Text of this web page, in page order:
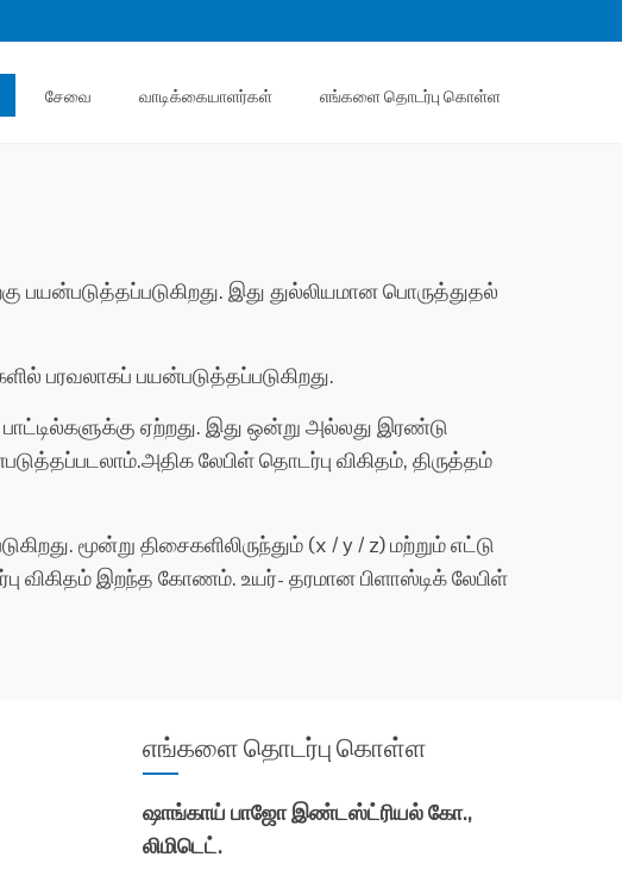
சேவை வாடிக்கையாளர்கள் எங்களை தொடர்பு கொள்ள
பயன்படுத்தப்படுகிறது. இது துல்லியமான பொருத்துதல்
பரவலாகப் பயன்படுத்தப்படுகிறது.
பாட்டில்களுக்கு ஏற்றது. இது ஒன்று அல்லது இரண்டு
லேபிள் தொடர்பு விகிதம், திருத்தம்
மூன்று திசைகளிலிருந்தும் (x / y / z) மற்றும் எட்டு
விகிதம் இறந்த கோணம். உயர்- தரமான பிளாஸ்டிக் லேபிள்
எங்களை தொடர்பு கொள்ள
ஷாங்காய் பாஜோ இண்டஸ்ட்ரியல் கோ.,
லிமிடெட்.